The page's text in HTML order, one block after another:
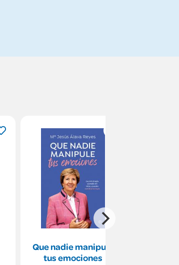
Que nadie manipule
tus emociones